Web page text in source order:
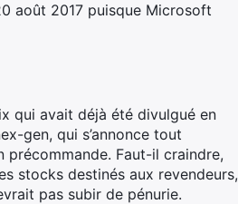
août 2017 puisque Microsoft
qui avait déjà été divulgué en
gen, qui s’annonce tout
précommande. Faut-il craindre,
stocks destinés aux revendeurs,
pas subir de pénurie.